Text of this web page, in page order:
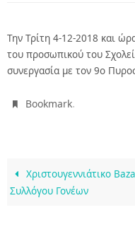
Την Τρίτη 4-12-2018 και
του προσωπικού του
συνεργασία με τον 9o
Bookmark.
Χριστουγεννιάτικο
Συλλόγου Γονέων